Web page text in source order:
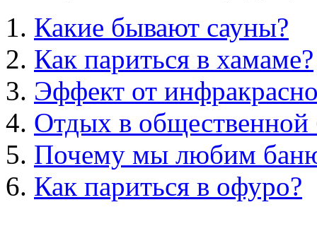
Какие бывают сауны?
Как париться в хамаме?
Эффект от
Отдых в общественной
Почему мы любим
Как париться в офуро?